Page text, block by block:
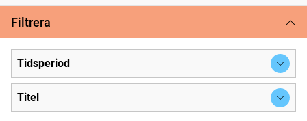
Filtrera
Tidsperiod
Titel